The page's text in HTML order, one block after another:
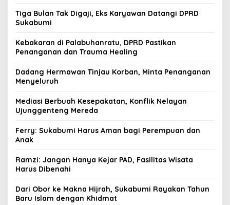
Tiga Bulan Tak Digaji, Eks Karyawan Datangi DPRD
Sukabumi
Kebakaran di Palabuhanratu, DPRD Pastikan
Penanganan dan Trauma Healing
Dadang Hermawan Tinjau Korban, Minta Penanganan
Menyeluruh
Mediasi Berbuah Kesepakatan, Konflik Nelayan
Ujunggenteng Mereda
Ferry: Sukabumi Harus Aman bagi Perempuan dan
Anak
Ramzi: Jangan Hanya Kejar PAD, Fasilitas Wisata
Harus Dibenahi
Dari Obor ke Makna Hijrah, Sukabumi Rayakan Tahun
Baru Islam dengan Khidmat